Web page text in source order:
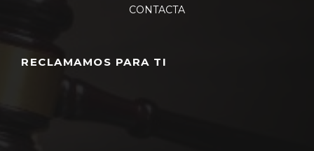
CONTACTA
RECLAMAMOS PARA TI